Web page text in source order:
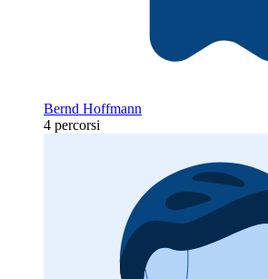
Bernd Hoffmann
4 percorsi